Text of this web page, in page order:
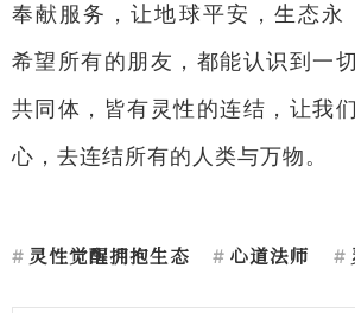
奉献服务，让地球平安，生态永
希望所有的朋友，都能认识到一
共同体，皆有灵性的连结，让我
心，去连结所有的人类与万物。
灵性觉醒拥抱生态 心道法师